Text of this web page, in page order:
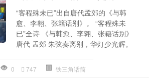
“客程殊未已”出自唐代孟郊的《与韩
愈、李翱、张籍话别》。 “客程殊未
已”全诗 《与韩愈、李翱、张籍话别》
唐代 孟郊 朱弦奏离别，华灯少光辉。
0 747 铁三角话筒